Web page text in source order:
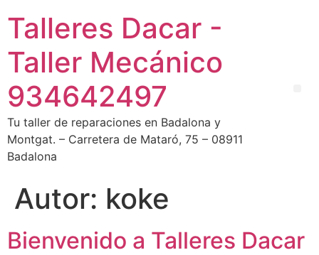
Talleres Dacar -
Taller Mecánico
934642497
Tu taller de reparaciones en Badalona y
Montgat. – Carretera de Mataró, 75 – 08911
Badalona
Autor: koke
Bienvenido a Talleres Dacar